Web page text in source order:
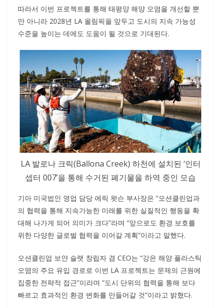
따라서 이번 프로젝트를 통해 태평양 해양 오염을 개선할 뿐
만 아니라 2028년 LA 올림픽을 앞두고 도시의 지속 가능성
수준을 높이는 데에도 도움이 될 것으로 기대된다.
LA 발로나 크릭(Ballona Creek) 하천에 설치된 ‘인터
셉터 007’을 통해 수거된 폐기물을 하역 중인 모습
기아 미국법인 영업 담당 에릭 왓슨 부사장은 “오션클린업과
의 협력을 통해 지속가능한 미래를 위한 실질적인 행동을 확
대해 나가게 되어 의미가 크다”라며 “앞으로도 환경 보호를
위한 다양한 글로벌 협력을 이어갈 계획”이라고 말했다.
오션클린업 보얀 슬랫 창립자 겸 CEO는 “강은 해양 플라스틱
오염의 주요 유입 경로로 이번 LA 프로젝트는 문제의 근원에
집중한 전략적 접근”이라며 “도시 단위의 협력을 통해 보다
빠르고 효과적인 환경 변화를 만들어갈 것”이라고 밝혔다.